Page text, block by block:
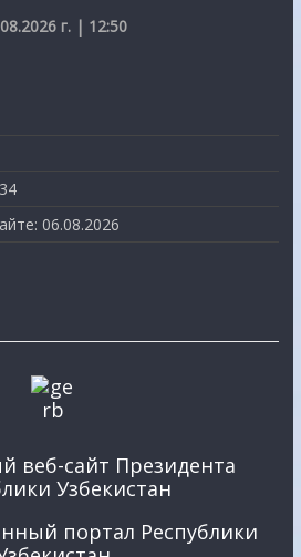
г. | 12:50
34
06.08.2026
веб-сайт Президента
Узбекистан
портал Республики